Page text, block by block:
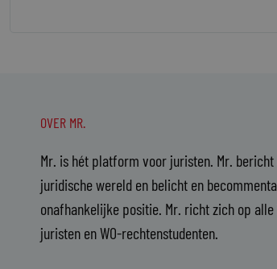
OVER MR.
Mr. is hét platform voor juristen. Mr.
juridische wereld en belicht en
onafhankelijke positie. Mr. richt zich op
juristen en WO-rechtenstudenten.